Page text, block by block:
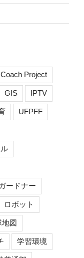
Project
GIS IPTV
UFPFF
ードナー
ロボット
地図
学習環境